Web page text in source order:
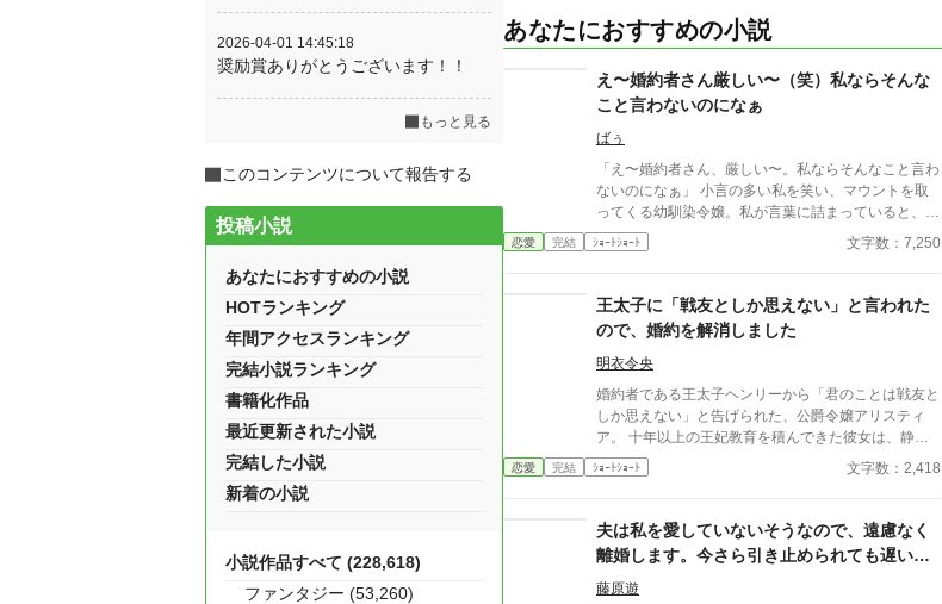
あなたにおすすめの小説
え〜婚約者さん厳しい〜（笑）私ならそんな
こと言わないのになぁ
ばぅ
「え〜婚約者さん、厳しい〜。私ならそんなこと言わ
ないのになぁ」 小言の多い私を笑い、マウントを取
ってくる幼馴染令嬢。私が言葉に詰まっていると、豪
快で声のデカい婚約者が笑い飛ばした。 「そうだ
な、だからお前は未だに婚約相手が決まらないんだろ
バッサリ撃退！ 私の「厳しさ」を誰よりも愛する太
陽の騎士様との、スカッと痛快ラブコメディ。
恋愛 完結 ｼｮｰﾄｼｮｰﾄ 文字数：7,250
王太子に「戦友としか思えない」と言われた
ので、婚約を解消しました
明衣令央
婚約者である王太子ヘンリーから「君のことは戦友と
しか思えない」と告げられた、公爵令嬢アリスティ
ア。 十年以上の王妃教育を積んできた彼女は、静か
に婚約解消を受け入れる。 一年後、幸せな結婚を迎
えた彼女にとって、ヘンリーのその後は――もうどう
恋愛 完結 ｼｮｰﾄｼｮｰﾄ 文字数：2,418
夫は私を愛していないそうなので、遠慮なく
離婚します。今さら引き止められても遅いで
す
藤原遊
2026-04-01 14:45:18
奨励賞ありがとうございます！！
もっと見る
このコンテンツについて報告する
投稿小説
あなたにおすすめの小説
HOTランキング
年間アクセスランキング
完結小説ランキング
書籍化作品
最近更新された小説
完結した小説
新着の小説
小説作品すべて (228,618)
ファンタジー (53,260)